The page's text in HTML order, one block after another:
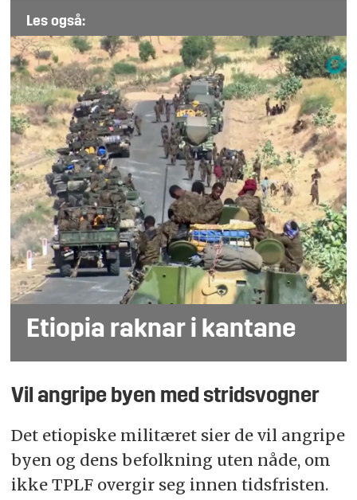
Les også:
Etiopia raknar i kantane
Vil angripe byen med stridsvogner
Det etiopiske militæret sier de vil angripe
byen og dens befolkning uten nåde, om
ikke TPLF overgir seg innen tidsfristen.